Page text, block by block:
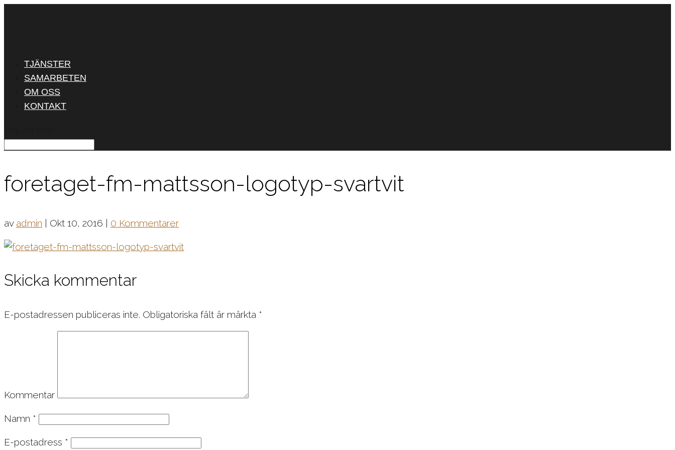
TJÄNSTER
SAMARBETEN
OM OSS
KONTAKT
foretaget-fm-mattsson-logotyp-svartvit
av admin Okt 10, 2016 0 Kommentarer
Skicka kommentar
E-postadressen publiceras inte. Obligatoriska fält är märkta *
Kommentar
Namn *
E-postadress *